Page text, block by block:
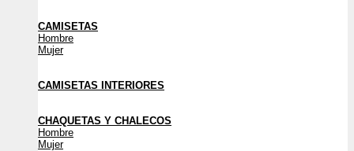
CAMISETAS
Hombre
Mujer
CAMISETAS INTERIORES
CHAQUETAS Y CHALECOS
Hombre
Mujer